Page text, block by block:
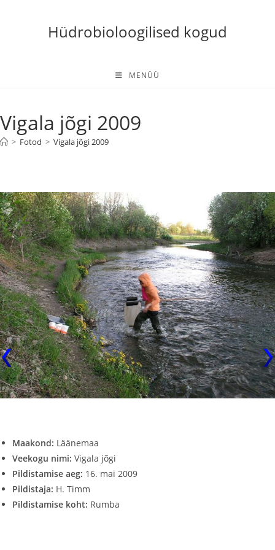
Hüdrobioloogilised kogud
MENÜÜ
Vigala jõgi 2009
> Fotod > Vigala jõgi 2009
Maakond: Läänemaa
Veekogu nimi: Vigala jõgi
Pildistamise aeg: 16. mai 2009
Pildistaja: H. Timm
Pildistamise koht: Rumba